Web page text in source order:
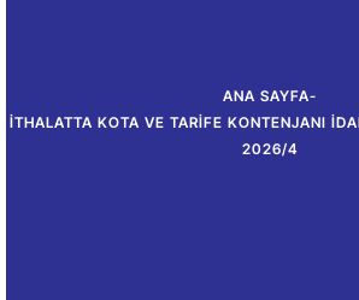
ANA SAYFA-
İTHALATTA KOTA VE TARIFE KONTENJANI
2026/4